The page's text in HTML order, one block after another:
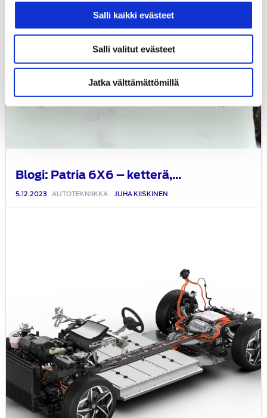
Salli kaikki evästeet
Salli valitut evästeet
Jatka välttämättömillä
Blogi: Patria 6X6 – ketterä,...
5.12.2023 AUTOTEKNIIKKA JUHA KIISKINEN